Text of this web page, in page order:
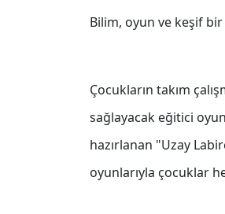
Bilim, oyun ve keşif
Çocukların takım
sağlayacak eğitici
hazırlanan "Uzay
oyunlarıyla çocuklar